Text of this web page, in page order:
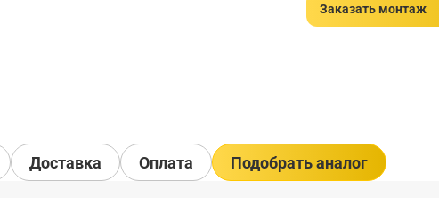
Заказать монтаж
Доставка Оплата Подобрать аналог